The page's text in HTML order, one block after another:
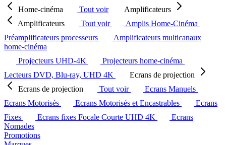
Home-cinéma
Tout voir
Amplificateurs
Amplificateurs
Tout voir
Amplis Home-Cinéma
Préamplificateurs processeurs
Amplificateurs multicanaux
home-cinéma
Projecteurs UHD-4K
Projecteurs home-cinéma
Lecteurs DVD, Blu-ray, UHD 4K
Ecrans de projection
Ecrans de projection
Tout voir
Ecrans Manuels
Ecrans Motorisés
Ecrans Motorisés et Encastrables
Ecrans
Fixes
Ecrans fixes Focale Courte UHD 4K
Ecrans
Nomades
Promotions